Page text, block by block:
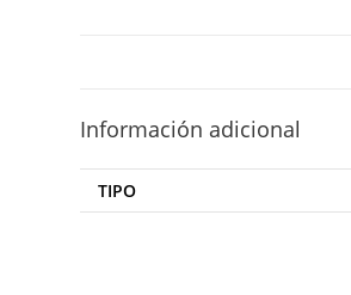
Información adicional
TIPO